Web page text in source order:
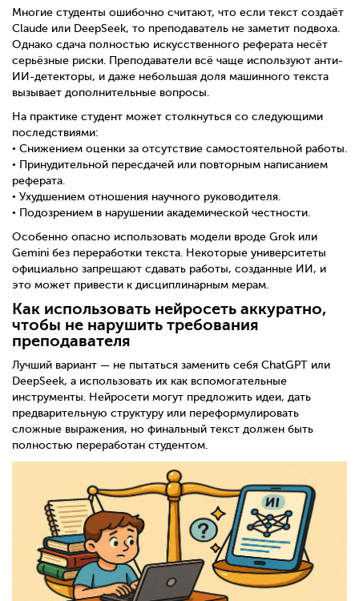
Многие студенты ошибочно считают, что если текст создаёт
Claude или DeepSeek, то преподаватель не заметит подвоха.
Однако сдача полностью искусственного реферата несёт
серьёзные риски. Преподаватели всё чаще используют анти-
ИИ-детекторы, и даже небольшая доля машинного текста
вызывает дополнительные вопросы.
На практике студент может столкнуться со следующими
последствиями:
• Снижением оценки за отсутствие самостоятельной работы.
• Принудительной пересдачей или повторным написанием
реферата.
• Ухудшением отношения научного руководителя.
• Подозрением в нарушении академической честности.
Особенно опасно использовать модели вроде Grok или
Gemini без переработки текста. Некоторые университеты
официально запрещают сдавать работы, созданные ИИ, и
это может привести к дисциплинарным мерам.
Как использовать нейросеть аккуратно,
чтобы не нарушить требования
преподавателя
Лучший вариант — не пытаться заменить себя ChatGPT или
DeepSeek, а использовать их как вспомогательные
инструменты. Нейросети могут предложить идеи, дать
предварительную структуру или переформулировать
сложные выражения, но финальный текст должен быть
полностью переработан студентом.